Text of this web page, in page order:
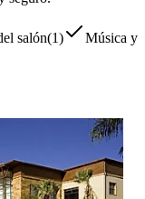
salón(1)
Música y